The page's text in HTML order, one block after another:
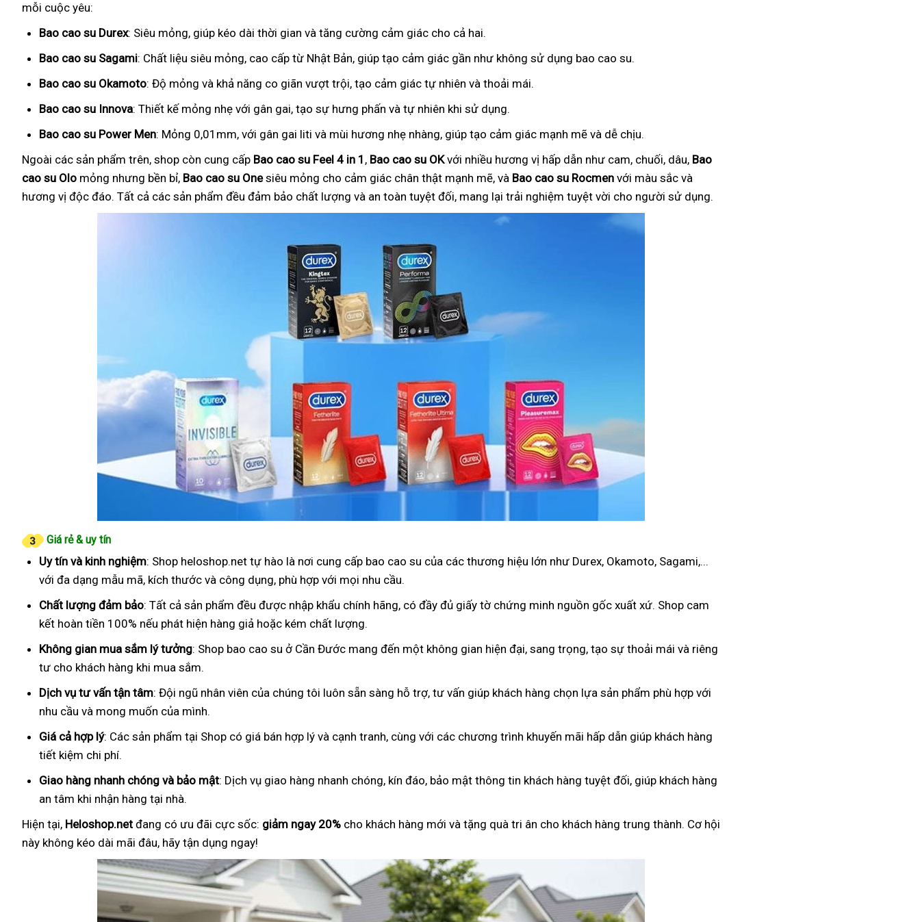
mỗi cuộc yêu:
Bao cao su Durex: Siêu mỏng, giúp kéo dài thời gian và tăng cường cảm giác cho cả hai.
Bao cao su Sagami: Chất liệu siêu mỏng, cao cấp từ Nhật Bản, giúp tạo cảm giác gần như không sử dụng bao cao su.
Bao cao su Okamoto: Độ mỏng và khả năng co giãn vượt trội, tạo cảm giác tự nhiên và thoải mái.
Bao cao su Innova: Thiết kế mỏng nhẹ với gân gai, tạo sự hưng phấn và tự nhiên khi sử dụng.
Bao cao su Power Men: Mỏng 0,01mm, với gân gai liti và mùi hương nhẹ nhàng, giúp tạo cảm giác mạnh mẽ và dễ chịu.
Ngoài các sản phẩm trên, shop còn cung cấp Bao cao su Feel 4 in 1 , Bao cao su OKvới nhiều hương vị hấp dẫn như cam, chuối, dâu, Bao
cao su Olo mỏng nhưng bền bỉ, Bao cao su Onesiêu mỏng cho cảm giác chân thật mạnh mẽ, và Bao cao su Rocmen với màu sắc và
hương vị độc đáo. Tất cả các sản phẩm đều đảm bảo chất lượng và an toàn tuyệt đối, mang lại trải nghiệm tuyệt vời cho người sử dụng.
Giá rẻ & uy tín
Uy tín và kinh nghiệm: Shop heloshop.net tự hào là nơi cung cấp bao cao su của các thương hiệu lớn như Durex, Okamoto, Sagami,...
với đa dạng mẫu mã, kích thước và công dụng, phù hợp với mọi nhu cầu.
Chất lượng đảm bảo: Tất cả sản phẩm đều được nhập khẩu chính hãng, có đầy đủ giấy tờ chứng minh nguồn gốc xuất xứ. Shop cam
kết hoàn tiền 100% nếu phát hiện hàng giả hoặc kém chất lượng.
Không gian mua sắm lý tưởng: Shop bao cao su ở Cần Đước mang đến một không gian hiện đại, sang trọng, tạo sự thoải mái và riêng
tư cho khách hàng khi mua sắm.
Dịch vụ tư vấn tận tâm: Đội ngũ nhân viên của chúng tôi luôn sẵn sàng hỗ trợ, tư vấn giúp khách hàng chọn lựa sản phẩm phù hợp với
nhu cầu và mong muốn của mình.
Giá cả hợp lý: Các sản phẩm tại Shop có giá bán hợp lý và cạnh tranh, cùng với các chương trình khuyến mãi hấp dẫn giúp khách hàng
tiết kiệm chi phí.
Giao hàng nhanh chóng và bảo mật: Dịch vụ giao hàng nhanh chóng, kín đáo, bảo mật thông tin khách hàng tuyệt đối, giúp khách hàng
an tâm khi nhận hàng tại nhà.
Hiện tại, Heloshop.net đang có ưu đãi cực sốc: giảm ngay 20% cho khách hàng mới và tặng quà tri ân cho khách hàng trung thành. Cơ hội
này không kéo dài mãi đâu, hãy tận dụng ngay!